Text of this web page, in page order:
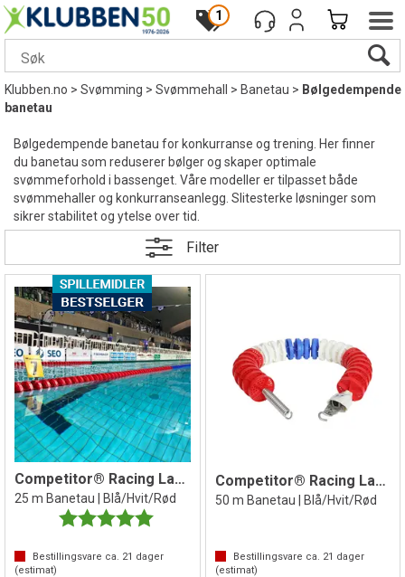
1
Klubben.no>Svømming>Svømmehall >Banetau> Bølgedempende
banetau
Bølgedempende banetau for konkurranse og trening. Her finner
du banetau som reduserer bølger og skaper optimale
svømmeforhold i bassenget. Våre modeller er tilpasset både
svømmehaller og konkurranseanlegg. Slitesterke løsninger som
sikrer stabilitet og ytelse over tid.
Filter
Competitor® Racing Lane Line 25 m
25 m Banetau | Blå/Hvit/Rød
Karakter:
5.0 av 5 mulige
Bestillingsvare ca. 21 dager
(estimat)
Competitor® Racing Lane Line 50 m
50 m Banetau | Blå/Hvit/Rød
Bestillingsvare ca. 21 dager
(estimat)